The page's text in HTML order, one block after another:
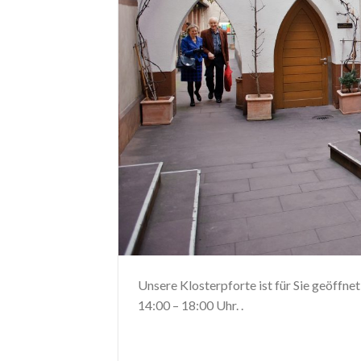
Unsere Klosterpforte ist für Sie
14:00 – 18:00 Uhr. .